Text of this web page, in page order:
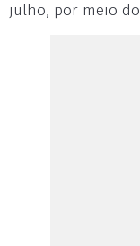
julho, por meio do